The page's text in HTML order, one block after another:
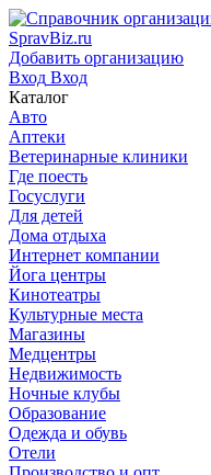
SpravBiz.ru
Добавить организацию
Вход Вход
Каталог
Авто
Аптеки
Ветеринарные клиники
Где поесть
Госуслуги
Для детей
Дома отдыха
Интернет компании
Йога центры
Кинотеатры
Культурные места
Магазины
Медцентры
Недвижимость
Ночные клубы
Образование
Одежда и обувь
Отели